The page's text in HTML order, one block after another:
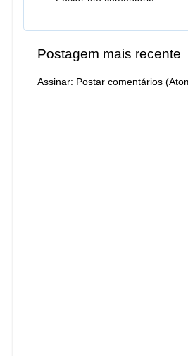
Postagem mais recente
Assinar: Postar comentários